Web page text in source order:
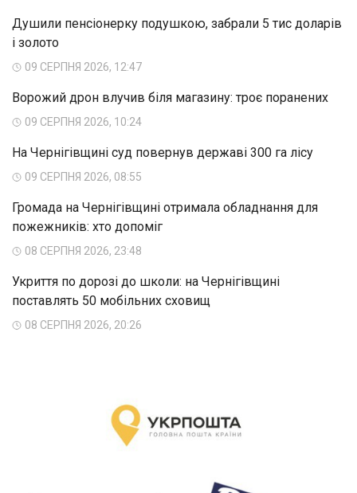
Душили пенсіонерку подушкою, забрали 5 тис доларів
і золото
09 СЕРПНЯ 2026, 12:47
Ворожий дрон влучив біля магазину: троє поранених
09 СЕРПНЯ 2026, 10:24
На Чернігівщині суд повернув державі 300 га лісу
09 СЕРПНЯ 2026, 08:55
Громада на Чернігівщині отримала обладнання для
пожежників: хто допоміг
08 СЕРПНЯ 2026, 23:48
Укриття по дорозі до школи: на Чернігівщині
поставлять 50 мобільних сховищ
08 СЕРПНЯ 2026, 20:26